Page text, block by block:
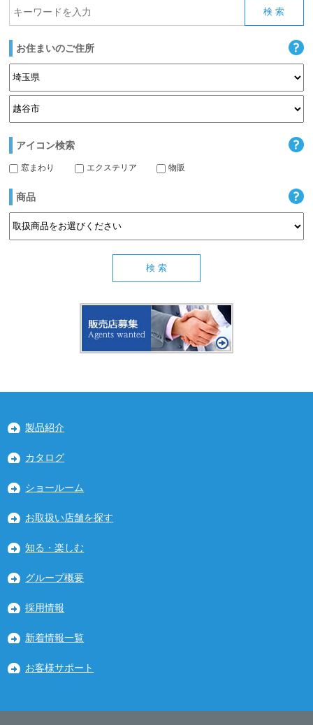
お住まいのご住所
アイコン検索
窓まわり エクステリア 物販
商品
製品紹介
カタログ
ショールーム
お取扱い店舗を探す
知る・楽しむ
グループ概要
採用情報
新着情報一覧
お客様サポート